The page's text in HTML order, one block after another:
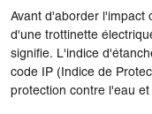
Avant d'aborder l'impact
d'une trottinette
signifie. L'indice
code IP (Indice de
protection contre l'eau et